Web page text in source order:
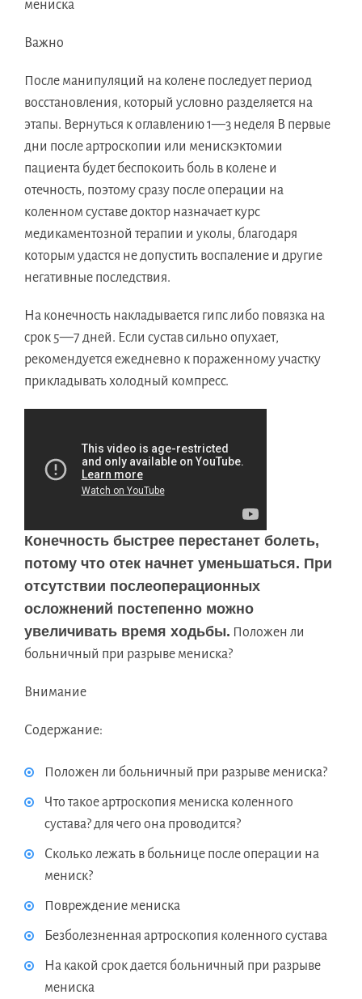
мениска
Важно
После манипуляций на колене последует период
восстановления, который условно разделяется на
этапы. Вернуться к оглавлению 1—3 неделя В первые
дни после артроскопии или менискэктомии
пациента будет беспокоить боль в колене и
отечность, поэтому сразу после операции на
коленном суставе доктор назначает курс
медикаментозной терапии и уколы, благодаря
которым удастся не допустить воспаление и другие
негативные последствия.
На конечность накладывается гипс либо повязка на
срок 5—7 дней. Если сустав сильно опухает,
рекомендуется ежедневно к пораженному участку
прикладывать холодный компресс.
Конечность быстрее перестанет болеть,
потому что отек начнет уменьшаться. При
отсутствии послеоперационных
осложнений постепенно можно
увеличивать время ходьбы. Положен ли
больничный при разрыве мениска?
Внимание
Содержание:
Положен ли больничный при разрыве мениска?
Что такое артроскопия мениска коленного
сустава? для чего она проводится?
Сколько лежать в больнице после операции на
мениск?
Повреждение мениска
Безболезненная артроскопия коленного сустава
На какой срок дается больничный при разрыве
мениска